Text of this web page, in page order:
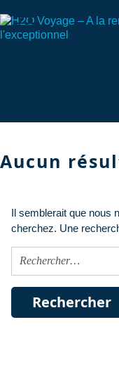
Aucun
Il semblerait que nous
cherchez. Une